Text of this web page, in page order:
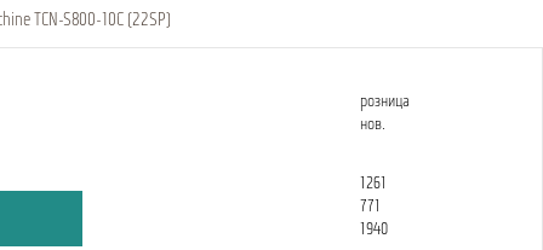
TCN-S800-10C (22SP)
розница
нов.
1261
771
1940